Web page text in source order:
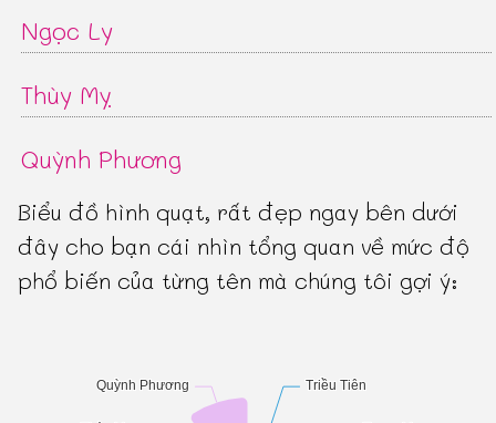
Ngọc Ly
Thùy Mỵ
Quỳnh Phương
Biểu đồ hình quạt, rất đẹp ngay bên dưới
đây cho bạn cái nhìn tổng quan về mức độ
phổ biến của từng tên mà chúng tôi gợi ý: